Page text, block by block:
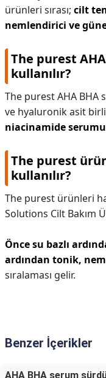
ürünleri sırası; cilt
nemlendirici ve
The purest
kullanılır?
The purest AHA BHA
ve hyaluronik asit
niacinamide
The purest
kullanılır?
The purest ürünleri
Solutions Cilt Bakım
Önce su bazlı
ardından tonik,
sıralaması gelir.
Benzer İçerikler
AHA BHA serum